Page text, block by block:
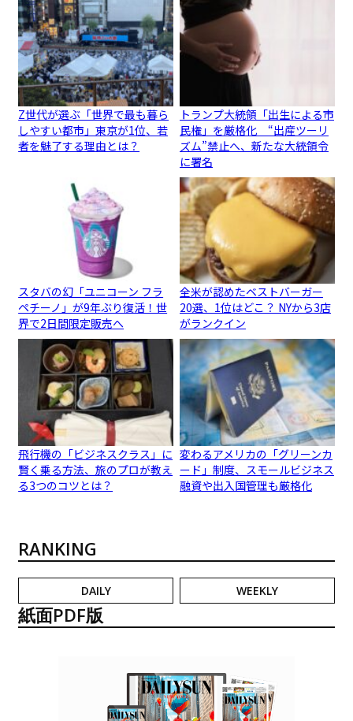
Z世代が選ぶ「世界で最も暮ら
しやすい都市」東京が1位、若
者を魅了する理由とは？
トランプ大統領「出生による市
民権」を厳格化 “出産ツーリ
ズム”禁止へ、新たな大統領令
に署名
スタバの幻「ユニコーン フラ
ペチーノ」が9年ぶり復活！世
界で2日間限定販売へ
全米が認めたベストバーガー
20選、1位はどこ？ NYから3店
がランクイン
飛行機の「ビジネスクラス」に
賢く乗る方法、旅のプロが教え
る3つのコツとは？
変わるアメリカの「グリーンカ
ード」制度、スモールビジネス
融資や出入国管理も厳格化
RANKING
DAILY WEEKLY
紙面PDF版